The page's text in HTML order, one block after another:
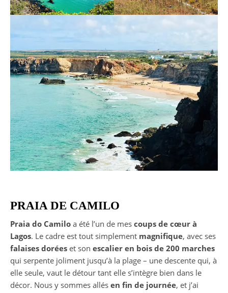
PRAIA DE CAMILO
Praia do Camilo a été l’un de mes coups de cœur à
Lagos. Le cadre est tout simplement magnifique, avec ses
falaises dorées et son escalier en bois de 200 marches
qui serpente joliment jusqu’à la plage – une descente qui, à
elle seule, vaut le détour tant elle s’intègre bien dans le
décor. Nous y sommes allés en fin de journée, et j’ai